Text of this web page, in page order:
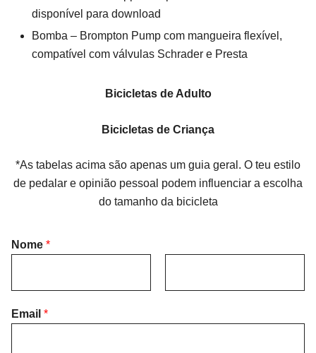
disponível para download
Bomba – Brompton Pump com mangueira flexível,
compatível com válvulas Schrader e Presta
Bicicletas de Adulto
Bicicletas de Criança
*As tabelas acima são apenas um guia geral. O teu estilo
de pedalar e opinião pessoal podem influenciar a escolha
do tamanho da bicicleta
Nome *
Email *